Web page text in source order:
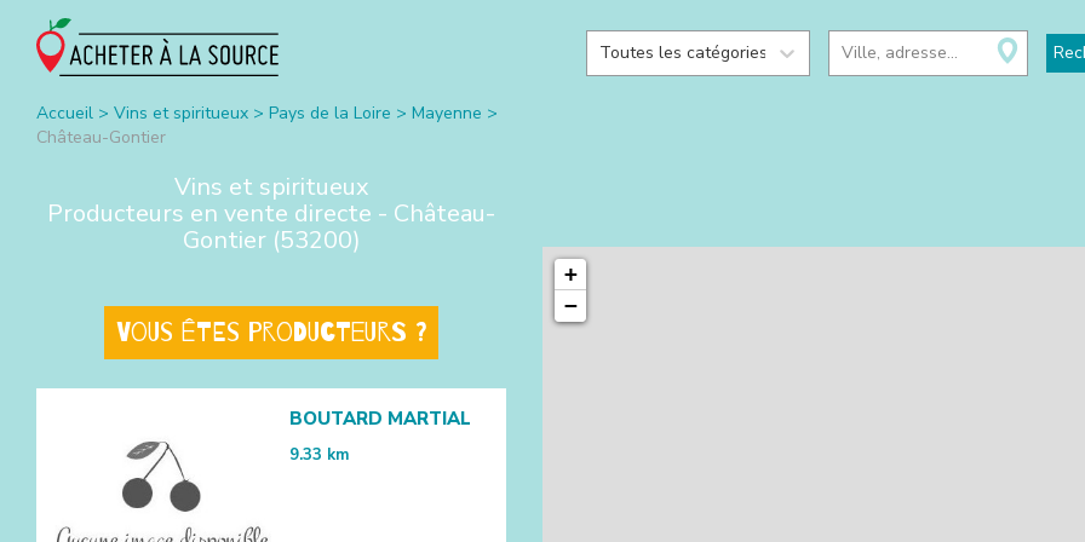
Toutes les catégories Ville, adresse...
Accueil > Vins et spiritueux > Pays de la Loire > Mayenne >
Château-Gontier
Vins et spiritueux
Producteurs en vente directe - Château-
Gontier(53200)
Vous êtes producteurs ?
BOUTARD MARTIAL
9.33 km
+
−